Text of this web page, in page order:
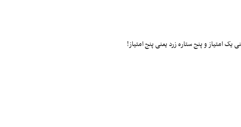
امتیاز و پنج ستاره زرد یعنی پنج امتیاز!